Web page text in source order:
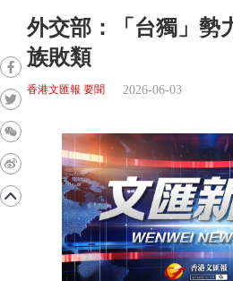
外交部：「台獨」勢
族敗類
香港文匯報 要聞 2026-06-03